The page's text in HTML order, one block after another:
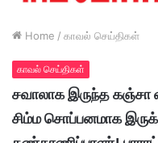
Home / காவல் செய்திகள்
காவல் செய்திகள்
சவாலாக இருந்த கஞ்சா
சிம்ம சொப்பனமாக